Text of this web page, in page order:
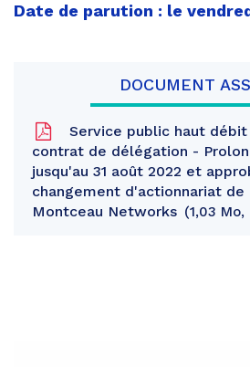
Date de parution : le
DOCUMENT
Service public haut débit
contrat de délégation -
jusqu'au 31 août 2022 et
changement d'actionnariat de
Montceau Networks
1,03